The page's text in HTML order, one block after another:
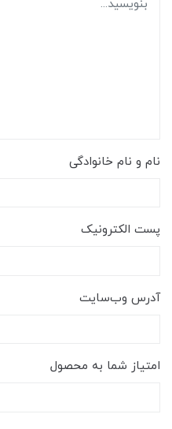
نام و نام خانوادگی
پست الکترونیک
آدرس وب‌سایت
امتیاز شما به محصول